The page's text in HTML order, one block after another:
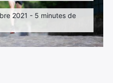
2021 - 5 minutes de